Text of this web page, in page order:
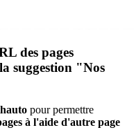
des pages
suggestion "Nos
pour permettre
à l'aide d'autre page